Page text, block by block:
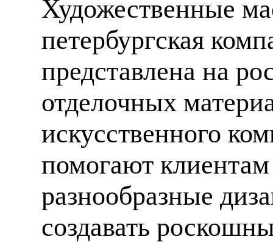
Художественные
петербургская
представлена на
отделочных
искусственного
помогают
разнообразные
создавать